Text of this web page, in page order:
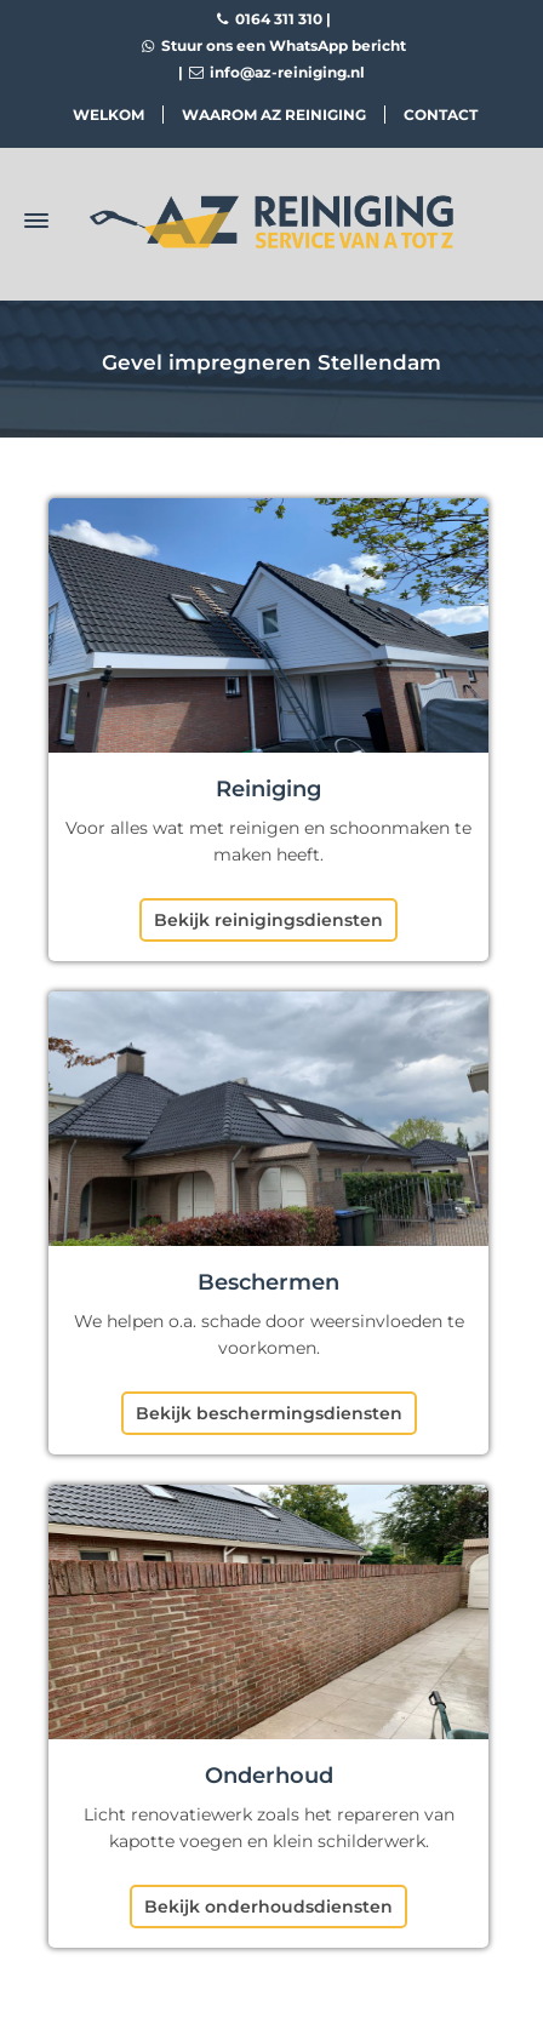
0164 311 310 |
Stuur ons een WhatsApp bericht
|
info@az-reiniging.nl
WELKOM WAAROM AZ REINIGING CONTACT
Gevel impregneren Stellendam
Reiniging
Voor alles wat met reinigen en schoonmaken te
maken heeft.
Bekijk reinigingsdiensten
Beschermen
We helpen o.a. schade door weersinvloeden te
voorkomen.
Bekijk beschermingsdiensten
Onderhoud
Licht renovatiewerk zoals het repareren van
kapotte voegen en klein schilderwerk.
Bekijk onderhoudsdiensten